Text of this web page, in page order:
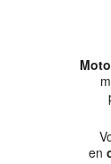
en